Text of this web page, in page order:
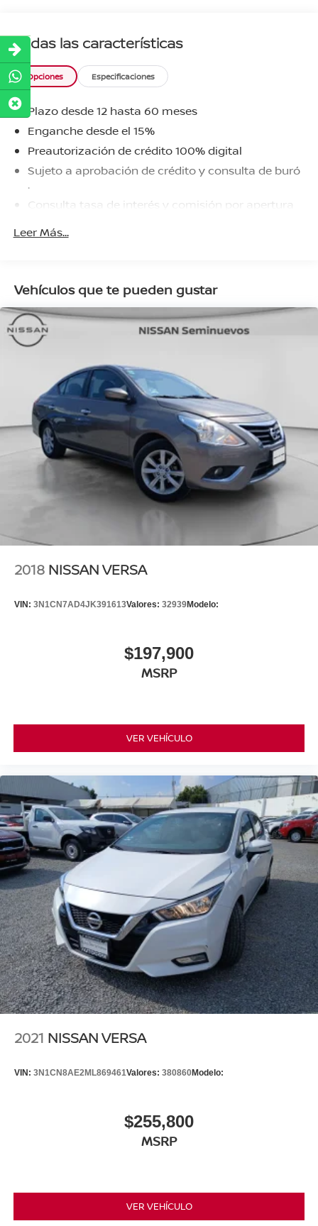
Todas las características
Opciones Especificaciones
Plazo desde 12 hasta 60 meses
Enganche desde el 15%
Preautorización de crédito 100% digital
Sujeto a aprobación de crédito y consulta de buró
.
Consulta tasa de interés y comisión por apertura
Leer Más...
Vehículos que te pueden gustar
2018 NISSAN VERSA
VIN: 3N1CN7AD4JK391613Valores: 32939Modelo:
$197,900
MSRP
VER VEHÍCULO
2021 NISSAN VERSA
VIN: 3N1CN8AE2ML869461Valores: 380860Modelo:
$255,800
MSRP
VER VEHÍCULO